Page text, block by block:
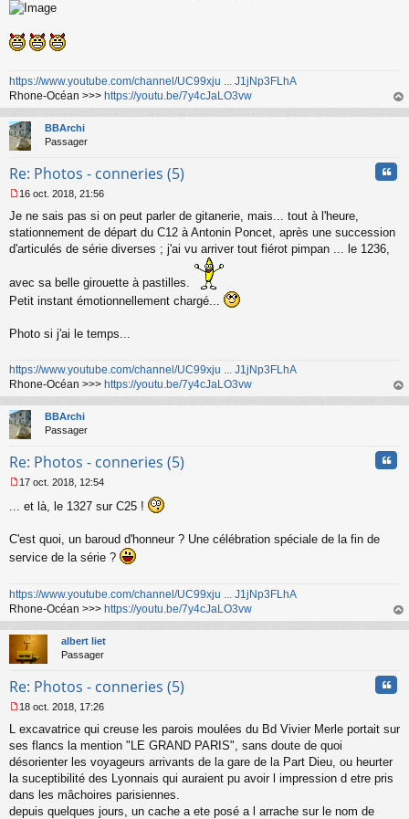
s
a
g
n
o
n
l
u
https://www.youtube.com/channel/UC99xju ... J1jNp3FLhA
Rhone-Océan >>> https://youtu.be/7y4cJaLO3vw
au
BBArchi
Passager
Re: Photos - conneries (5)
e
s
s
e
n
16 oct. 2018, 21:56
Je ne sais pas si on peut parler de gitanerie, mais... tout à l'heure,
stationnement de départ du C12 à Antonin Poncet, après une succession
d'articulés de série diverses ; j'ai vu arriver tout fiérot pimpan ... le 1236,
avec sa belle girouette à pastilles.
Petit instant émotionnellement chargé...
Photo si j'ai le temps...
https://www.youtube.com/channel/UC99xju ... J1jNp3FLhA
Rhone-Océan >>> https://youtu.be/7y4cJaLO3vw
au
BBArchi
Passager
Re: Photos - conneries (5)
e
a
g
n
o
n
l
u
17 oct. 2018, 12:54
... et là, le 1327 sur C25 !
C'est quoi, un baroud d'honneur ? Une célébration spéciale de la fin de
service de la série ?
https://www.youtube.com/channel/UC99xju ... J1jNp3FLhA
Rhone-Océan >>> https://youtu.be/7y4cJaLO3vw
au
albert liet
Passager
Re: Photos - conneries (5)
e
s
s
g
e
n
18 oct. 2018, 17:26
L excavatrice qui creuse les parois moulées du Bd Vivier Merle portait sur
ses flancs la mention "LE GRAND PARIS", sans doute de quoi
désorienter les voyageurs arrivants de la gare de la Part Dieu, ou heurter
la suceptibilité des Lyonnais qui auraient pu avoir l impression d etre pris
dans les mâchoires parisiennes.
depuis quelques jours, un cache a ete posé a l arrache sur le nom de